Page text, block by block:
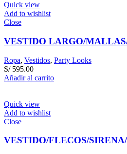
Quick view
Add to wishlist
Close
VESTIDO LARGO/
Ropa, Vestidos, Party Looks
S/595.00
Añadir al carrito
Quick view
Add to wishlist
Close
VESTIDO/FLECOS/